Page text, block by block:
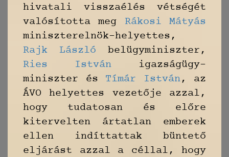
hivatali visszaélés vétségét
valósította meg Rákosi Mátyás
miniszterelnök-helyettes,
Rajk László belügyminiszter,
Ries István igazságügy-
miniszter és Tímár István, az
ÁVO helyettes vezetője azzal,
hogy tudatosan és előre
kitervelten ártatlan emberek
ellen indíttattak büntető
eljárást azzal a céllal, hogy